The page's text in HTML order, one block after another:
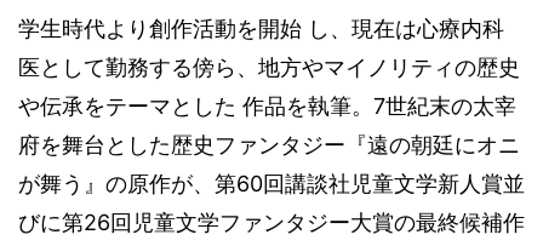
学生時代より創作活動を開始 し、現在は心療内科
医として勤務する傍ら、地方やマイノリティの歴史
や伝承をテーマとした 作品を執筆。7世紀末の太宰
府を舞台とした歴史ファンタジー『遠の朝廷にオニ
が舞う』の原作が、第60回講談社児童文学新人賞並
びに第26回児童文学ファンタジー大賞の最終候補作